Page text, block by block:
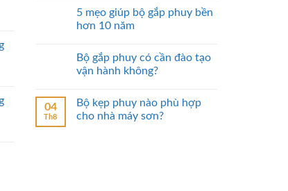
5 mẹo giúp bộ gắp phuy bền
hơn 10 năm
Bộ gắp phuy có cần đào tạo
vận hành không?
04
Th8
Bộ kẹp phuy nào phù hợp
cho nhà máy sơn?